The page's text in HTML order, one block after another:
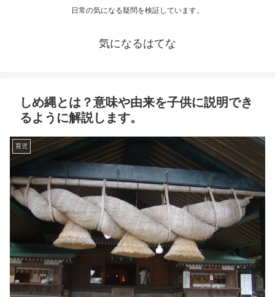
日常の気になる疑問を検証しています。
気になるはてな
しめ縄とは？意味や由来を子供に説明でき
るように解説します。
育児